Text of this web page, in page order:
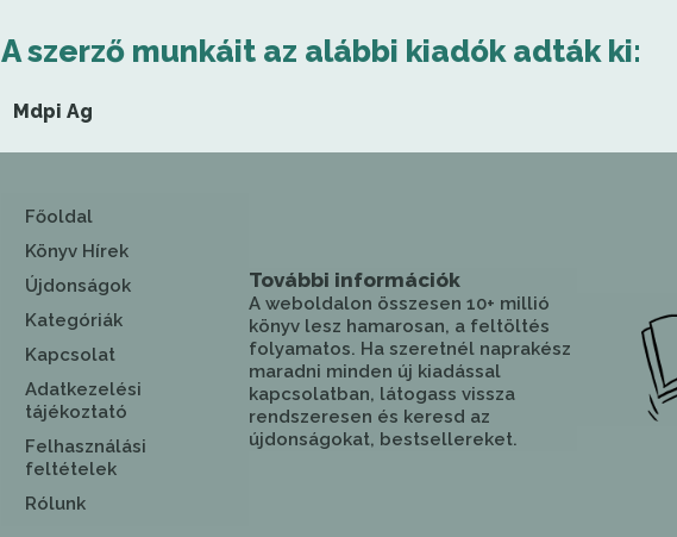
A szerző munkáit az alábbi kiadók adták ki:
Mdpi Ag
Főoldal
Könyv Hírek
Újdonságok
Kategóriák
Kapcsolat
Adatkezelési
tájékoztató
Felhasználási
feltételek
Rólunk
További információk
A weboldalon összesen 10+ millió
könyv lesz hamarosan, a feltöltés
folyamatos. Ha szeretnél naprakész
maradni minden új kiadással
kapcsolatban, látogass vissza
rendszeresen és keresd az
újdonságokat, bestsellereket.